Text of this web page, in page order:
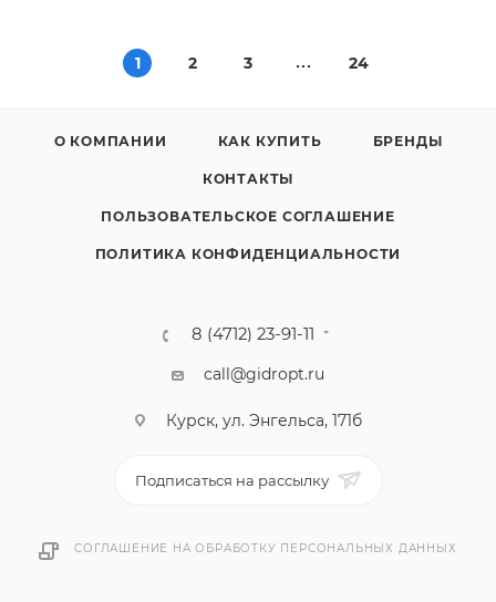
1 2 3 24
О КОМПАНИИ КАК КУПИТЬ БРЕНДЫ
КОНТАКТЫ
ПОЛЬЗОВАТЕЛЬСКОЕ СОГЛАШЕНИЕ
ПОЛИТИКА КОНФИДЕНЦИАЛЬНОСТИ
8 (4712) 23-91-11
call@gidropt.ru
Курск, ул. Энгельса, 171б
Подписаться на рассылку
СОГЛАШЕНИЕ НА ОБРАБОТКУ ПЕРСОНАЛЬНЫХ ДАННЫХ